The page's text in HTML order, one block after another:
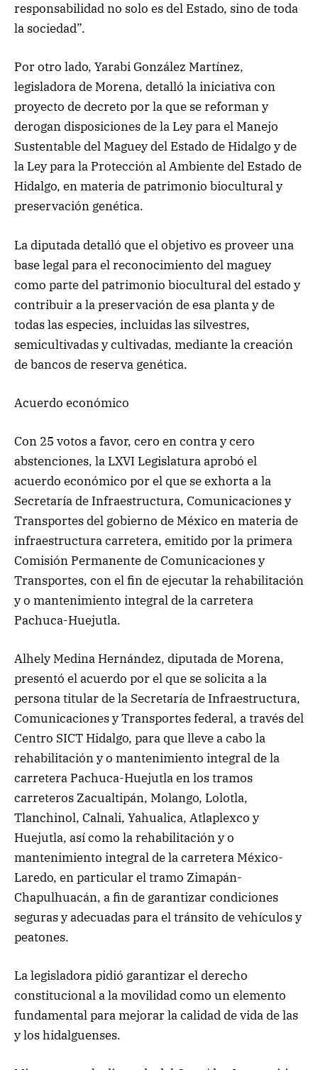
responsabilidad no solo es del Estado, sino de toda
la sociedad”.
Por otro lado, Yarabi González Martínez,
legisladora de Morena, detalló la iniciativa con
proyecto de decreto por la que se reforman y
derogan disposiciones de la Ley para el Manejo
Sustentable del Maguey del Estado de Hidalgo y de
la Ley para la Protección al Ambiente del Estado de
Hidalgo, en materia de patrimonio biocultural y
preservación genética.
La diputada detalló que el objetivo es proveer una
base legal para el reconocimiento del maguey
como parte del patrimonio biocultural del estado y
contribuir a la preservación de esa planta y de
todas las especies, incluidas las silvestres,
semicultivadas y cultivadas, mediante la creación
de bancos de reserva genética.
Acuerdo económico
Con 25 votos a favor, cero en contra y cero
abstenciones, la LXVI Legislatura aprobó el
acuerdo económico por el que se exhorta a la
Secretaría de Infraestructura, Comunicaciones y
Transportes del gobierno de México en materia de
infraestructura carretera, emitido por la primera
Comisión Permanente de Comunicaciones y
Transportes, con el fin de ejecutar la rehabilitación
y o mantenimiento integral de la carretera
Pachuca-Huejutla.
Alhely Medina Hernández, diputada de Morena,
presentó el acuerdo por el que se solicita a la
persona titular de la Secretaría de Infraestructura,
Comunicaciones y Transportes federal, a través del
Centro SICT Hidalgo, para que lleve a cabo la
rehabilitación y o mantenimiento integral de la
carretera Pachuca-Huejutla en los tramos
carreteros Zacualtipán, Molango, Lolotla,
Tlanchinol, Calnali, Yahualica, Atlaplexco y
Huejutla, así como la rehabilitación y o
mantenimiento integral de la carretera México-
Laredo, en particular el tramo Zimapán-
Chapulhuacán, a fin de garantizar condiciones
seguras y adecuadas para el tránsito de vehículos y
peatones.
La legisladora pidió garantizar el derecho
constitucional a la movilidad como un elemento
fundamental para mejorar la calidad de vida de las
y los hidalguenses.